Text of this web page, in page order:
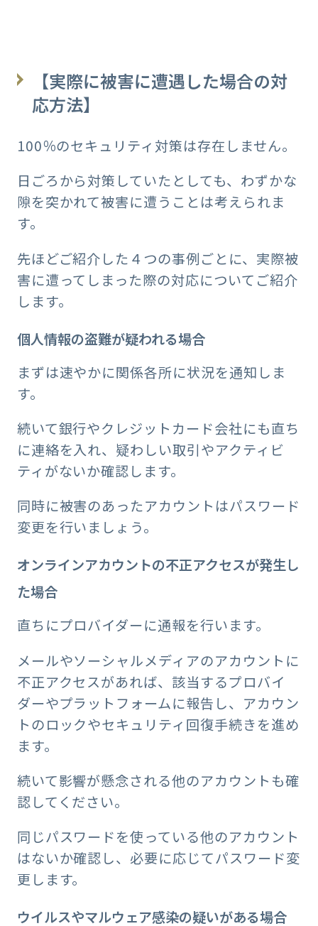
【実際に被害に遭遇した場合の対
応方法】
100％のセキュリティ対策は存在しません。
日ごろから対策していたとしても、わずかな
隙を突かれて被害に遭うことは考えられま
す。
先ほどご紹介した４つの事例ごとに、実際被
害に遭ってしまった際の対応についてご紹介
します。
個人情報の盗難が疑われる場合
まずは速やかに関係各所に状況を通知しま
す。
続いて銀行やクレジットカード会社にも直ち
に連絡を入れ、疑わしい取引やアクティビ
ティがないか確認します。
同時に被害のあったアカウントはパスワード
変更を行いましょう。
オンラインアカウントの不正アクセスが発生し
た場合
直ちにプロバイダーに通報を行います。
メールやソーシャルメディアのアカウントに
不正アクセスがあれば、該当するプロバイ
ダーやプラットフォームに報告し、アカウン
トのロックやセキュリティ回復手続きを進め
ます。
続いて影響が懸念される他のアカウントも確
認してください。
同じパスワードを使っている他のアカウント
はないか確認し、必要に応じてパスワード変
更します。
ウイルスやマルウェア感染の疑いがある場合